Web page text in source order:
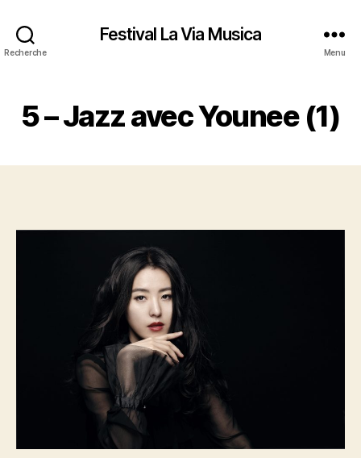
Recherche
Festival La Via Musica
Menu
5 – Jazz avec Younee (1)